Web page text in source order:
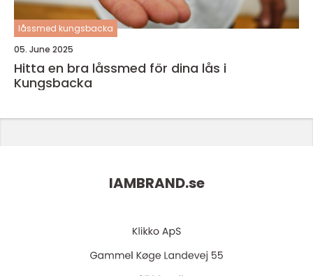
låssmed kungsbacka
05. June 2025
Hitta en bra låssmed för dina lås i
Kungsbacka
IAMBRAND.se